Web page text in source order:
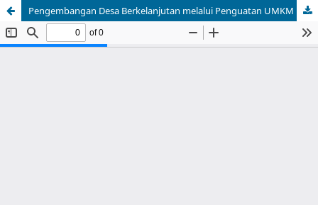
Pengembangan Desa Berkelanjutan melalui Penguatan UMKM Desa Waru, Kecamatan Parung, Bogor melalui Pendampingan Proses Produksi, Digitalisasi Pemasaran, dan Pembentukan Koperasi Berbasis Komoditas Lokal